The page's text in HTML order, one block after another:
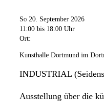
So 20. September 2026
11:00 bis 18:00 Uhr
Ort:
Kunsthalle Dortmund im
INDUSTRIAL
Ausstellung über die